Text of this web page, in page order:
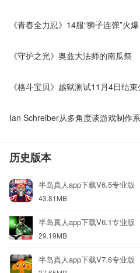
《
《守护之光》奥兹大法师的南瓜祭
《格斗宝贝》越狱测试11月4日结
历史版本
半岛真人app下载V6.5专业版
43.81MB
半岛真人app下载V6.1专业版
29.19MB
半岛真人app下载V7.6专业版